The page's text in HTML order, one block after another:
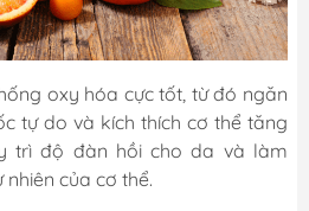
oxy hóa cực tốt, từ đó ngăn
tự do và kích thích cơ thể tăng
trì độ đàn hồi cho da và làm
của cơ thể.